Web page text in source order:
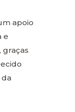
apoio
e
graças